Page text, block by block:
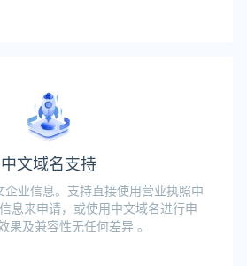
中文域名支持
企业信息。支持直接使用营业执照中
息来申请，或使用中文域名进行申
果及兼容性无任何差异 。